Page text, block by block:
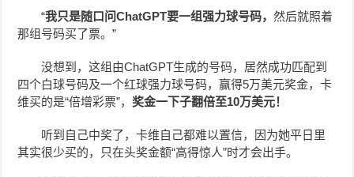
“我只是随口问ChatGPT要一组强力球号码，然后就照着
那组号码买了票。”
没想到，这组由ChatGPT生成的号码，居然成功匹配到
四个白球号码及一个红球强力球号码，赢得5万美元奖金，卡
维买的是“倍增彩票”，奖金一下子翻倍至10万美元！
听到自己中奖了，卡维自己都难以置信，因为她平日里
其实很少买的，只在头奖金额“高得惊人”时才会出手。